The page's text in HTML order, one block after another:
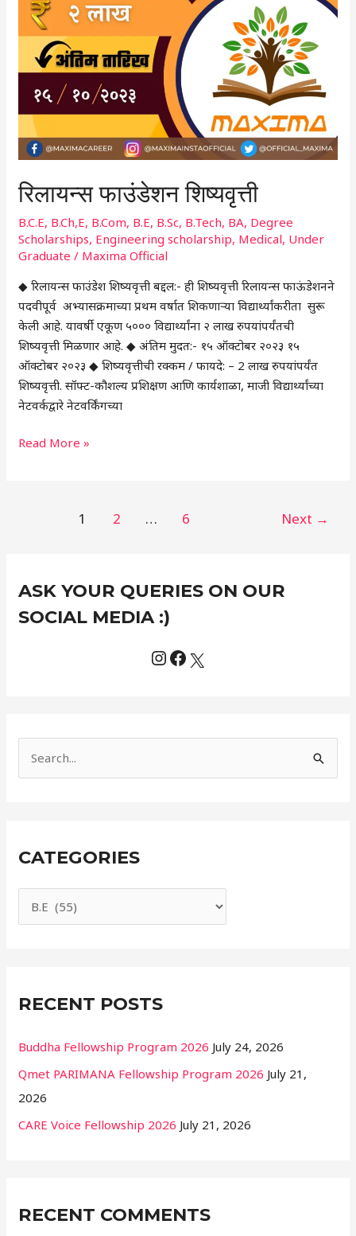
रिलायन्स फाउंडेशन शिष्यवृत्ती
B.C.E, B.Ch,E, B.Com, B.E, B.Sc, B.Tech, BA, Degree
Scholarships, Engineering scholarship, Medical, Under
Graduate / Maxima Official
◆ रिलायन्स फाउंडेश शिष्यवृत्ती बद्दल:- ही शिष्यवृत्ती रिलायन्स फाऊंडेशनने
पदवीपूर्व अभ्यासक्रमाच्या प्रथम वर्षात शिकणाऱ्या विद्यार्थ्यांकरीता सुरू
केली आहे. यावर्षी एकूण ५००० विद्यार्थ्यांना २ लाख रुपयांपर्यंतची
शिष्यवृत्ती मिळणार आहे. ◆ अंतिम मुदत:- १५ ऑक्टोबर २०२३ १५
ऑक्टोबर २०२३ ◆ शिष्यवृत्तीची रक्कम / फायदे: – 2 लाख रुपयांपर्यंत
शिष्यवृत्ती. सॉफ्ट-कौशल्य प्रशिक्षण आणि कार्यशाळा, माजी विद्यार्थ्यांच्या
नेटवर्कद्वारे नेटवर्किंगच्या
Read More »
1 2 … 6 Next →
ASK YOUR QUERIES ON OUR
SOCIAL MEDIA :)
c
o
CATEGORIES
a
t
s
RECENT POSTS
Buddha Fellowship Program 2026 July 24, 2026
Qmet PARIMANA Fellowship Program 2026 July 21,
2026
CARE Voice Fellowship 2026 July 21, 2026
RECENT COMMENTS